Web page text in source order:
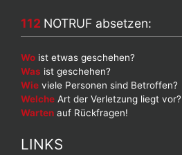
112 NOTRUF absetzen:
Wo ist etwas geschehen?
Was ist geschehen?
Wie viele Personen sind Betroffen?
Welche Art der Verletzung liegt vor?
Warten auf Rückfragen!
LINKS